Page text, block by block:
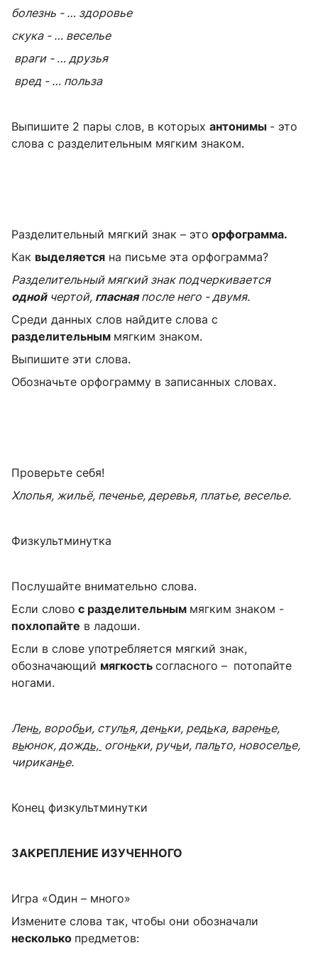
болезнь - … здоровье
скука - … веселье
враги - … друзья
вред - … польза
Выпишите 2 пары слов, в которых антонимы - это
слова с разделительным мягким знаком.
Разделительный мягкий знак – это орфограмма.
Как выделяется на письме эта орфограмма?
Разделительный мягкий знак подчеркивается
одной чертой, гласнаяпосле него - двумя.
Среди данных слов найдите слова с
разделительным мягким знаком.
Выпишите эти слова.
Обозначьте орфограмму в записанных словах.
Проверьте себя!
Хлопья, жильё, печенье, деревья, платье, веселье.
Физкультминутка
Послушайте внимательно слова.
Если слово с разделительным мягким знаком -
похлопайте в ладоши.
Если в слове употребляется мягкий знак,
обозначающий мягкость согласного – потопайте
ногами.
Лень, воробьи, стулья, деньки, редька, варенье,
вьюнок, дождь, огоньки, ручьи, пальто, новоселье,
чириканье.
Конец физкультминутки
ЗАКРЕПЛЕНИЕ ИЗУЧЕННОГО
Игра «Один – много»
Измените слова так, чтобы они обозначали
несколько предметов: